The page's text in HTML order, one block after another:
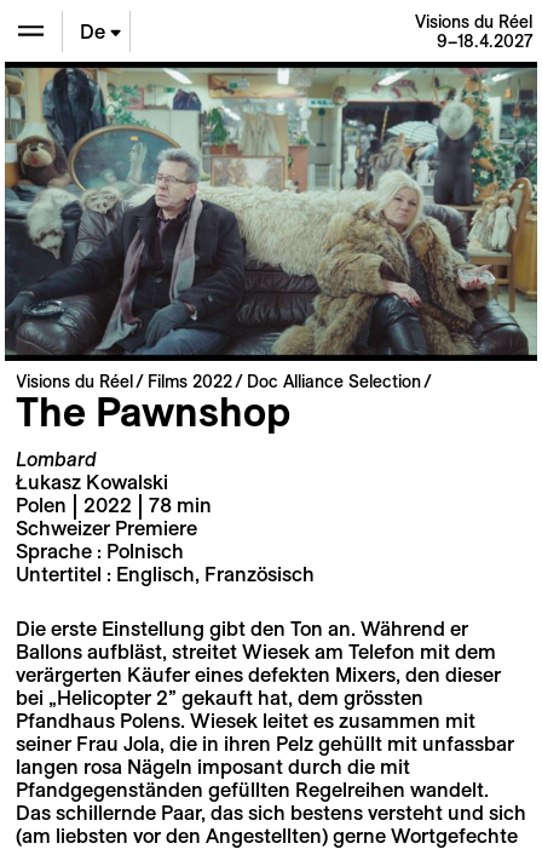
En
De
Fr
Visions du Réel
9–18.4.2027
Visions du Réel Films 2022 Doc Alliance Selection
The Pawnshop
Lombard
Łukasz Kowalski
Polen | 2022 | 78 min
Schweizer Premiere
Sprache : Polnisch
Untertitel : Englisch, Französisch
Die erste Einstellung gibt den Ton an. Während er
Ballons aufbläst, streitet Wiesek am Telefon mit dem
verärgerten Käufer eines defekten Mixers, den dieser
bei „Helicopter 2” gekauft hat, dem grössten
Pfandhaus Polens. Wiesek leitet es zusammen mit
seiner Frau Jola, die in ihren Pelz gehüllt mit unfassbar
langen rosa Nägeln imposant durch die mit
Pfandgegenständen gefüllten Regelreihen wandelt.
Das schillernde Paar, das sich bestens versteht und sich
(am liebsten vor den Angestellten) gerne Wortgefechte